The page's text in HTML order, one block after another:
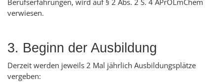
Berufserfahrungen, wird auf § 2 Abs. 2 S. 4 APrOLmChem
verwiesen.
3. Beginn der Ausbildung
Derzeit werden jeweils 2 Mal jährlich Ausbildungsplätze
vergeben: